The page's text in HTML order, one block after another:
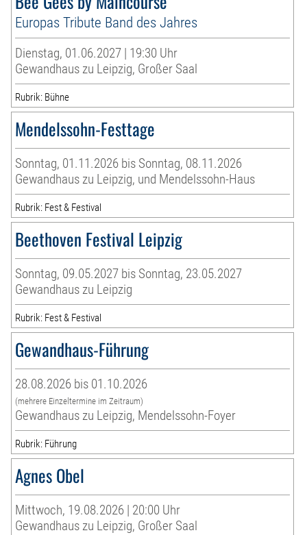
Europas Tribute Band des Jahres
Dienstag, 01.06.2027 | 19:30 Uhr
Gewandhaus zu Leipzig, Großer Saal
Rubrik: Bühne
Mendelssohn-Festtage
Sonntag, 01.11.2026 bis Sonntag, 08.11.2026
Gewandhaus zu Leipzig, und Mendelssohn-Haus
Rubrik: Fest & Festival
Beethoven Festival Leipzig
Sonntag, 09.05.2027 bis Sonntag, 23.05.2027
Gewandhaus zu Leipzig
Rubrik: Fest & Festival
Gewandhaus-Führung
28.08.2026 bis 01.10.2026
(mehrere Einzeltermine im Zeitraum)
Gewandhaus zu Leipzig, Mendelssohn-Foyer
Rubrik: Führung
Agnes Obel
Mittwoch, 19.08.2026 | 20:00 Uhr
Gewandhaus zu Leipzig, Großer Saal